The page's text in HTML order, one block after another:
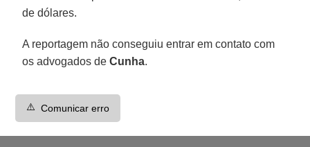
de dólares.
A reportagem não conseguiu entrar em contato com
os advogados deCunha.
⚠️ Comunicar erro